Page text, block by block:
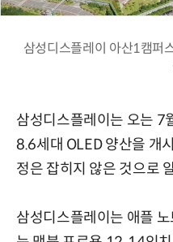
삼성디스플레이 아산1캠퍼
삼성디스플레이는 오는 7
8.6세대 OLED 양산을 개
정은 잡히지 않은 것으로
삼성디스플레이는 애플